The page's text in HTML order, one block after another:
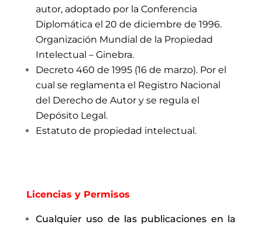
autor, adoptado por la Conferencia
Diplomática el 20 de diciembre de 1996.
Organización Mundial de la Propiedad
Intelectual – Ginebra.
Decreto 460 de 1995 (16 de marzo). Por el
cual se reglamenta el Registro Nacional
del Derecho de Autor y se regula el
Depósito Legal.
Estatuto de propiedad intelectual.
Licencias y Permisos
Cualquier uso de las publicaciones en la